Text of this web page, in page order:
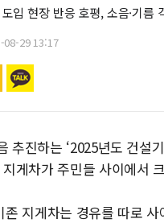
입 현장 반응 호평, 소음·기름
08-29 13:17
추진하는 ‘2025년도 건설
게차가 주민들 사이에서
지게차는 경유를 따로